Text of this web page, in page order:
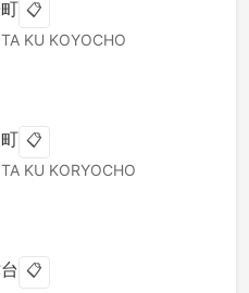
📋
KU KOYOCHO
📋
KU KORYOCHO
📋